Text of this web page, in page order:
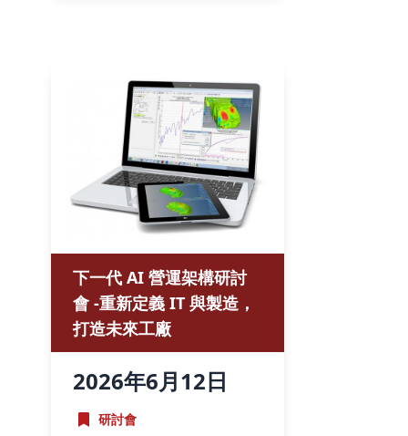
下一代 AI 營運架構研討
會 -重新定義 IT 與製造，
打造未來工廠
2026年6月12日
研討會